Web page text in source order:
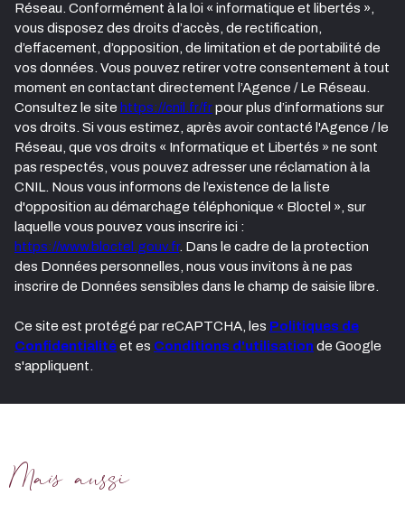
Réseau. Conformément à la loi « informatique et libertés »,
vous disposez des droits d’accès, de rectification,
d’effacement, d’opposition, de limitation et de portabilité de
vos données. Vous pouvez retirer votre consentement à tout
moment en contactant directement l’Agence / Le Réseau.
Consultez le site https://cnil.fr/frpour plus d’informations sur
vos droits. Si vous estimez, après avoir contacté l'Agence / le
Réseau, que vos droits « Informatique et Libertés » ne sont
pas respectés, vous pouvez adresser une réclamation à la
CNIL. Nous vous informons de l’existence de la liste
d'opposition au démarchage téléphonique « Bloctel », sur
laquelle vous pouvez vous inscrire ici :
https://www.bloctel.gouv.fr. Dans le cadre de la protection
des Données personnelles, nous vous invitons à ne pas
inscrire de Données sensibles dans le champ de saisie libre.
Ce site est protégé par reCAPTCHA, les Politiques de
Confidentialitéet es Conditions d'utilisationde Google
s'appliquent.
Mais aussi